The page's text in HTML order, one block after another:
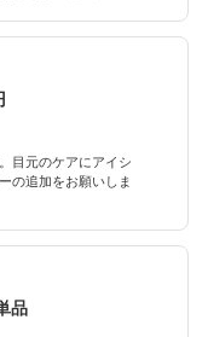
目元のケアにアイシ
の追加をお願いしま
品